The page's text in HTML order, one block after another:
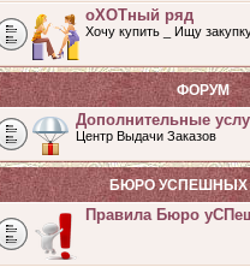
оХОТный ряд
Хочу купить _ Ищу
ФОРУМ
Дополнительные
Центр Выдачи Заказов
БЮРО УСПЕШНЫХ
Правила Бюро